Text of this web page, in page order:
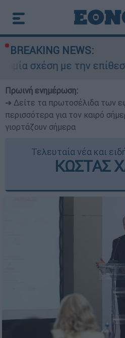
BREAKING NEWS:
την επίθεση» λέει η
Πρωινή ενημέρωση:
➔ Δείτε τα πρωτοσέλιδα των
περισσότερα για τον καιρό
γιορτάζουν σήμερα
Τελευταία νέα και
ΚΩΣΤΑΣ